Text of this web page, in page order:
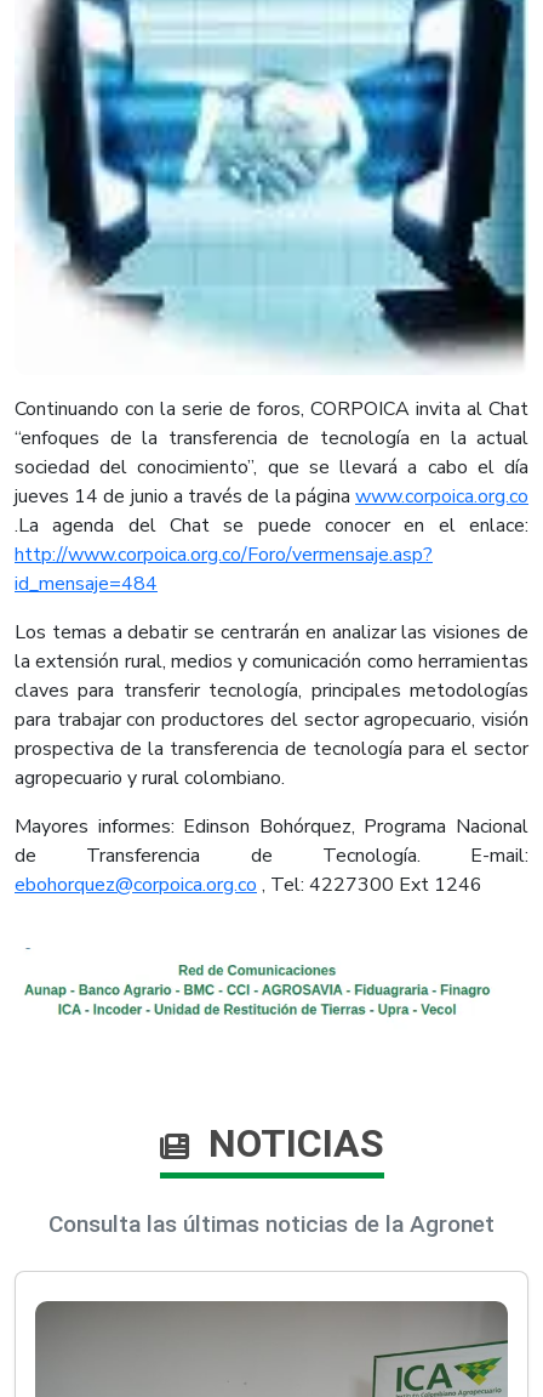
Continuando con la serie de foros, CORPOICA invita al Chat
“enfoques de la transferencia de tecnología en la actual
sociedad del conocimiento”, que se llevará a cabo el día
jueves 14 de junio a través de la página www.corpoica.org.co
.La agenda del Chat se puede conocer en el enlace:
http://www.corpoica.org.co/Foro/vermensaje.asp?
id_mensaje=484
Los temas a debatir se centrarán en analizar las visiones de
la extensión rural, medios y comunicación como herramientas
claves para transferir tecnología, principales metodologías
para trabajar con productores del sector agropecuario, visión
prospectiva de la transferencia de tecnología para el sector
agropecuario y rural colombiano.
Mayores informes: Edinson Bohórquez, Programa Nacional
de Transferencia de Tecnología. E-mail:
ebohorquez@corpoica.org.co , Tel: 4227300 Ext 1246
NOTICIAS
Consulta las últimas noticias de la Agronet